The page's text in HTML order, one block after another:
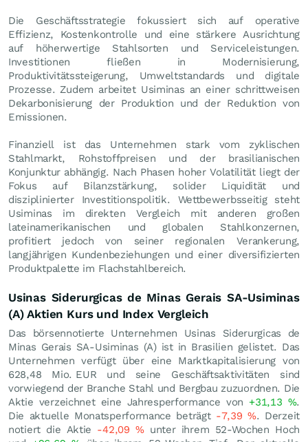
Die Geschäftsstrategie fokussiert sich auf operative
Effizienz, Kostenkontrolle und eine stärkere Ausrichtung
auf höherwertige Stahlsorten und Serviceleistungen.
Investitionen fließen in Modernisierung,
Produktivitätssteigerung, Umweltstandards und digitale
Prozesse. Zudem arbeitet Usiminas an einer schrittweisen
Dekarbonisierung der Produktion und der Reduktion von
Emissionen.
Finanziell ist das Unternehmen stark vom zyklischen
Stahlmarkt, Rohstoffpreisen und der brasilianischen
Konjunktur abhängig. Nach Phasen hoher Volatilität liegt der
Fokus auf Bilanzstärkung, solider Liquidität und
disziplinierter Investitionspolitik. Wettbewerbsseitig steht
Usiminas im direkten Vergleich mit anderen großen
lateinamerikanischen und globalen Stahlkonzernen,
profitiert jedoch von seiner regionalen Verankerung,
langjährigen Kundenbeziehungen und einer diversifizierten
Produktpalette im Flachstahlbereich.
Usinas Siderurgicas de Minas Gerais SA-Usiminas
(A) Aktien Kurs und Index Vergleich
Das börsennotierte Unternehmen Usinas Siderurgicas de
Minas Gerais SA-Usiminas (A) ist in Brasilien gelistet. Das
Unternehmen verfügt über eine Marktkapitalisierung von
628,48 Mio. EUR und seine Geschäftsaktivitäten sind
vorwiegend der Branche Stahl und Bergbau zuzuordnen. Die
Aktie verzeichnet eine Jahresperformance von +31,13 %.
Die aktuelle Monatsperformance beträgt -7,39%. Derzeit
notiert die Aktie -42,09 %unter ihrem 52-Wochen Hoch